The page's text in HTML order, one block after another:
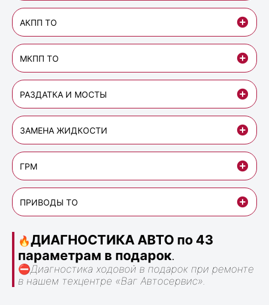
АКПП ТО
МКПП ТО
РАЗДАТКА И МОСТЫ
ЗАМЕНА ЖИДКОСТИ
ГРМ
ПРИВОДЫ ТО
🔥ДИАГНОСТИКА АВТО по 43
параметрам в подарок.
⛔Диагностика ходовой в подарок при ремонте
в нашем техцентре «Ваг Автосервис».